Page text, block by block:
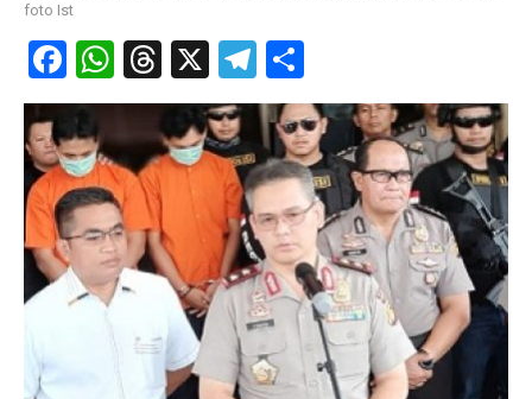
foto Ist
Facebook
WhatsApp
Threads
X Telegram